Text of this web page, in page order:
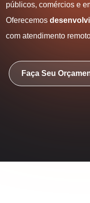
públicos, comércios e
Oferecemos
com atendimento
Faça Seu